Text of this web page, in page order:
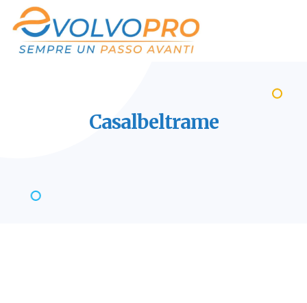
Casalbeltrame